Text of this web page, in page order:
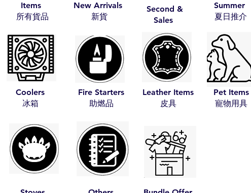
Items
​所有貨品
Coolers
​冰箱
New Arrivals
​新貨
Fire Starters
​助燃品
Second &
Sales
Leather Items
​皮具
Summer
​夏日推介
Pet Items
​寵物用具